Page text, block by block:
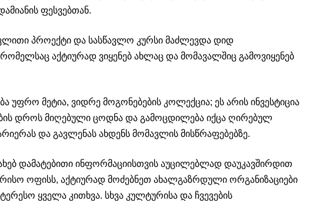
ფესვებთან.
პროექტი და სასწავლო კურსი მაძლევდა დიდ
აქტიურად ვიყენებ ახლაც და მომავალშიც გამოვიყენებ
უფრო მეტია, ვიდრე მოგონებების კოლექცია; ეს არის ინვესტიცია
დროს მიღებული ცოდნა და გამოცდილება იქცა ღირებულ
და გავლენას ახდენს მომავლის მისწრაფებებზე.
დამატებითი ინფორმაციისთვის აუცილებლად დაუკავშირდით
ოფისს, აქტიურად მოძებნეთ ახალგაზრდული ორგანიზაციები
ყველა კითხვა. სხვა კულტურისა და ჩვევების